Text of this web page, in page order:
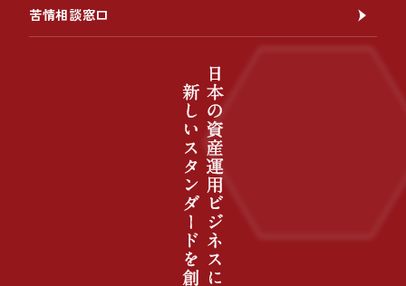
苦情相談窓口